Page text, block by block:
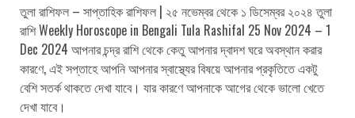
তুলা রাশিফল – সাপ্তাহিক রাশিফল | ২৫ নভেম্বর থেকে ১ ডিসেম্বর ২০২৪ তুলা
রাশি Weekly Horoscope in Bengali Tula Rashifal 25 Nov 2024 – 1
Dec 2024 আপনার চন্দ্র রাশি থেকে কেতু আপনার দ্বাদশ ঘরে অবস্থান করার
কারণে, এই সপ্তাহে আপনি আপনার স্বাস্থ্যের বিষয়ে আপনার প্রকৃতিতে একটু
বেশি সতর্ক থাকতে দেখা যাবে। যার কারণে আপনাকে আগের থেকে ভালো খেতে
দেখা যাবে।